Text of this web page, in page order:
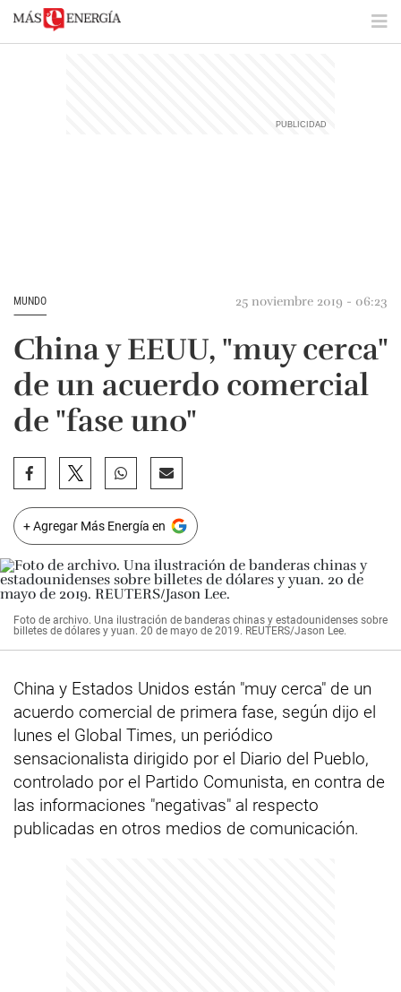
MUNDO 25 noviembre 2019 - 06:23
China y EEUU, "muy cerca"
de un acuerdo comercial
de "fase uno"
+ Agregar Más Energía en
Foto de archivo. Una ilustración de banderas chinas y estadounidenses sobre
billetes de dólares y yuan. 20 de mayo de 2019. REUTERS/Jason Lee.
China y Estados Unidos están "muy cerca" de un
acuerdo comercial de primera fase, según dijo el
lunes el Global Times, un periódico
sensacionalista dirigido por el Diario del Pueblo,
controlado por el Partido Comunista, en contra de
las informaciones "negativas" al respecto
publicadas en otros medios de comunicación.